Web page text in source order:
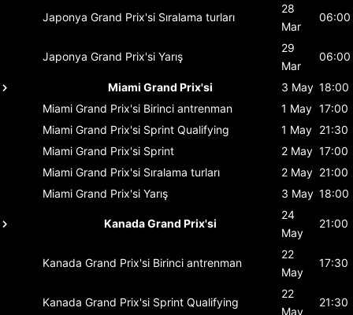
Japonya Grand Prix'si Sıralama turları
28
Mar
06:00
Japonya Grand Prix'si Yarış
29
Mar
06:00
Miami Grand Prix'si 3 May 18:00
Miami Grand Prix'si Birinci antrenman 1 May 17:00
Miami Grand Prix'si Sprint Qualifying 1 May 21:30
Miami Grand Prix'si Sprint 2 May 17:00
Miami Grand Prix'si Sıralama turları 2 May 21:00
Miami Grand Prix'si Yarış 3 May 18:00
Kanada Grand Prix'si
24
May
21:00
Kanada Grand Prix'si Birinci antrenman
22
May
17:30
Kanada Grand Prix'si Sprint Qualifying
22
May
21:30